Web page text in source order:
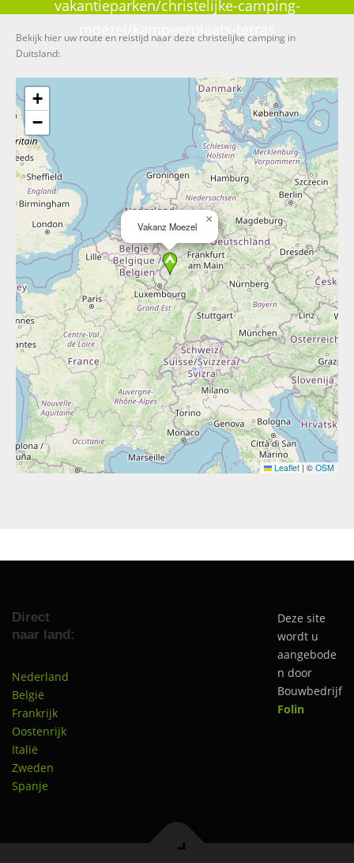
vakantieparken/christelijke-camping-
Bekijk hier uw route en reistijd naar deze christelijke camping in
Duitsland:
Vakanz Moezel
×
+
−
Leaflet | © OSM
Direct
naar land:
Nederland
België
Frankrijk
Oostenrijk
Italië
Zweden
Spanje
Deze site
wordt u
aangebode
n door
Bouwbedrijf
Folin